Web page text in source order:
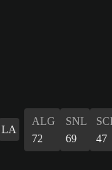
LA
ALG
72
SNL
69
47